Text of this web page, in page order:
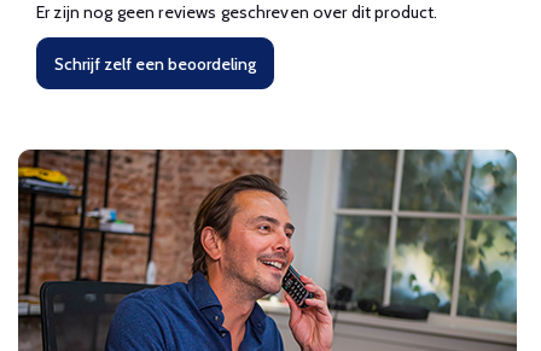
Er zijn nog geen reviews geschreven over dit product.
Schrijf zelf een beoordeling